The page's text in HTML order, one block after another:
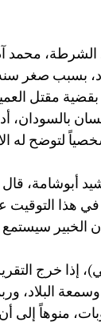
محمد
بسبب صغر
مقتل
بالسودان،
لتوضح له
أبوشامة،
في هذا
أن الخبير
إذا خرج
البلاد،
منوهاً إلى